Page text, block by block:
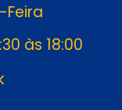
Feira
às 18:00